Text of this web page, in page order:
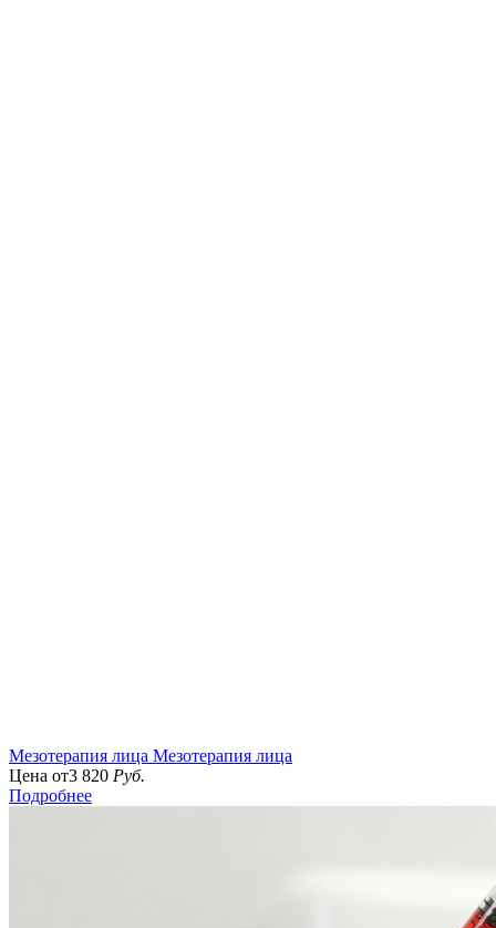
Мезотерапия лица Мезотерапия лица
Цена от3 820 Руб.
Подробнее